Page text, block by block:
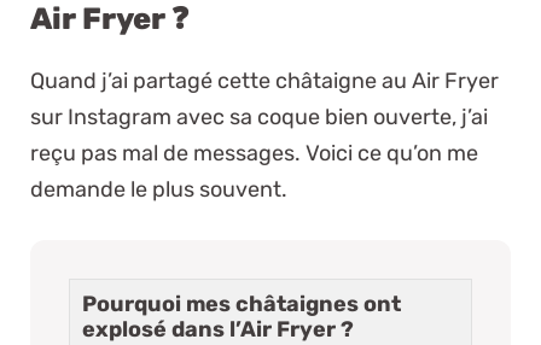
Air Fryer ❓
Quand j’ai partagé cette châtaigne au Air Fryer
sur Instagram avec sa coque bien ouverte, j’ai
reçu pas mal de messages. Voici ce qu’on me
demande le plus souvent.
Pourquoi mes châtaignes ont
explosé dans l’Air Fryer ?